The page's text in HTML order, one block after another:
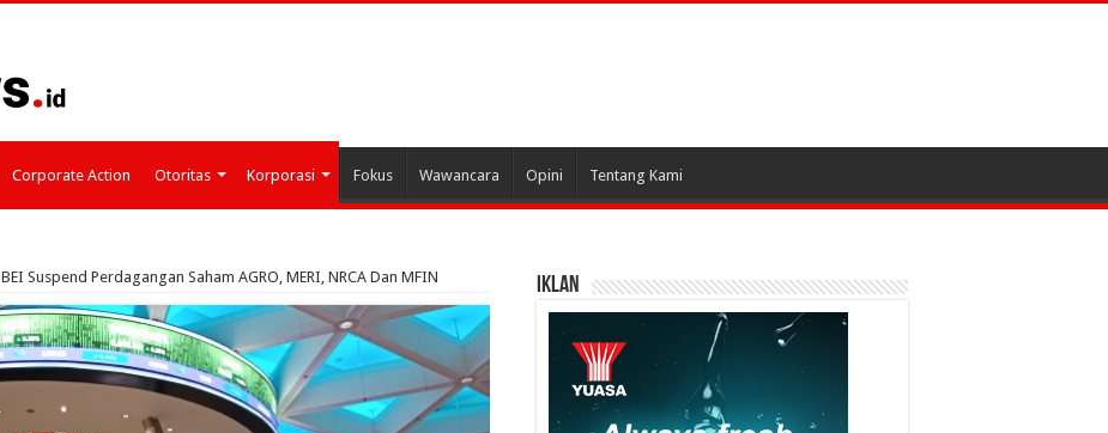
Corporate Action Otoritas Korporasi Fokus Wawancara Opini Tentang Kami
BEI Suspend Perdagangan Saham AGRO, MERI, NRCA Dan MFIN IKLAN